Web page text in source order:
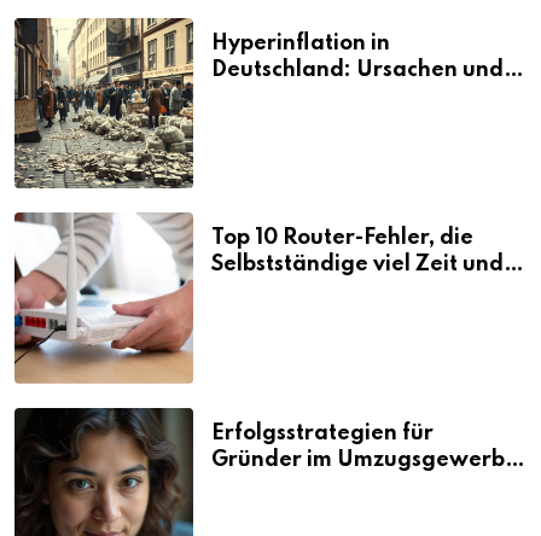
Hyperinflation in
Deutschland: Ursachen und
Top 10 Router-Fehler, die
Selbstständige viel Zeit und
Erfolgsstrategien für
Gründer im Umzugsgewerbe